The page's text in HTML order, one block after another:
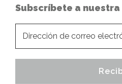
Subscríbete a